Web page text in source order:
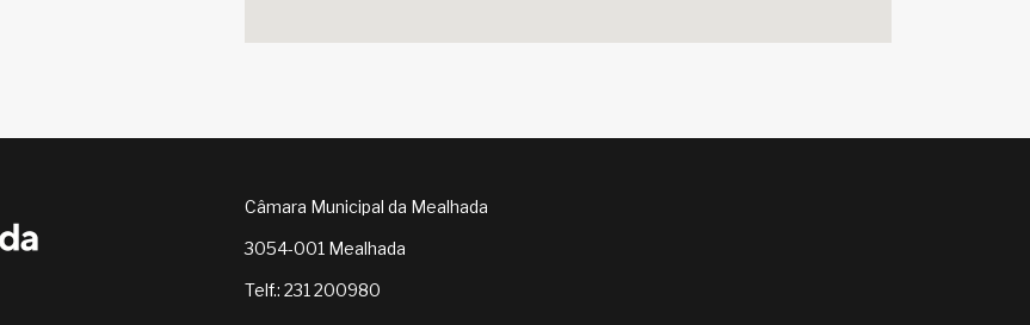
Câmara Municipal da Mealhada
3054-001 Mealhada
Telf.: 231 200980